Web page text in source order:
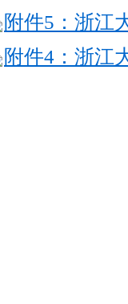
附件5：浙江
附件4：浙江